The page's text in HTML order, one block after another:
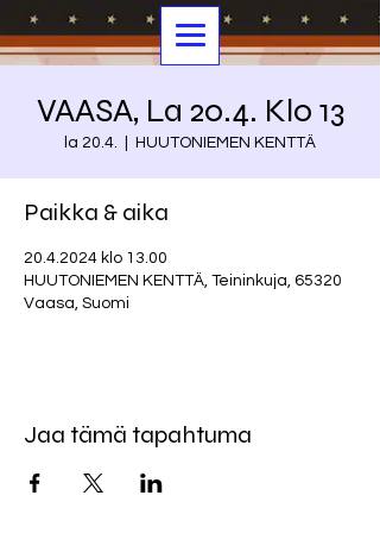
VAASA, La 20.4. Klo 13
la 20.4. HUUTONIEMEN KENTTÄ
Paikka & aika
20.4.2024 klo 13.00
HUUTONIEMEN KENTTÄ, Teininkuja, 65320
Vaasa, Suomi
Jaa tämä tapahtuma